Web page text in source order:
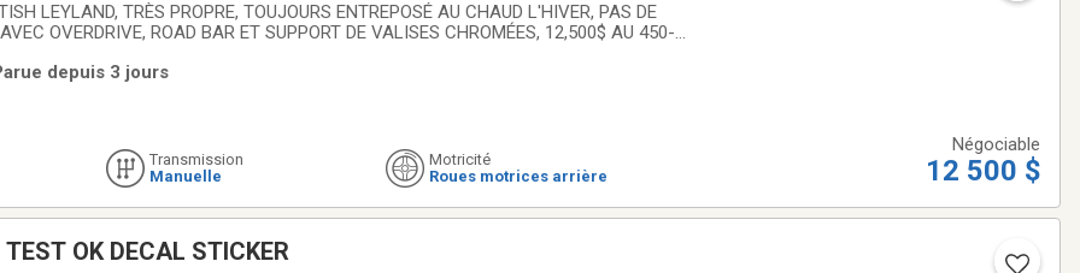
LEYLAND, TRÈS PROPRE, TOUJOURS ENTREPOSÉ AU CHAUD L'HIVER, PAS DE
OVERDRIVE, ROAD BAR ET SUPPORT DE VALISES CHROMÉES, 12,500$ AU 450-
depuis 3 jours
Transmission
Manuelle
Motricité
Roues motrices arrière
Négociable
12 500 $
OK DECAL STICKER